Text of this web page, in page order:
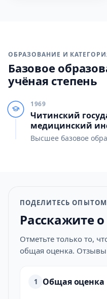
ОБРАЗОВАНИЕ И
Базовое
учёная степень
1969
Читинский
медицинский
Высшее базовое
ПОДЕЛИТЕСЬ ОПЫТОМ
Расскажите
Отметьте только то,
общая оценка.
1 Общая оценка